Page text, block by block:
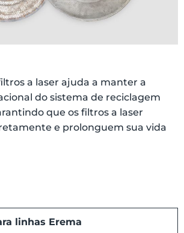
linhas Erema
a laser ajuda a manter a
do sistema de reciclagem
que os filtros a laser
e prolonguem sua vida